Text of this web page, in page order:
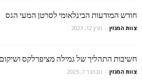
חודש המודעות הבינלאומי לסרטן המעי הגס
צוות המגזין - מרץ 12, 2023
חשיבות התהליך של גמילה מציפרלקס
צוות המגזין - נובמבר 7, 2025